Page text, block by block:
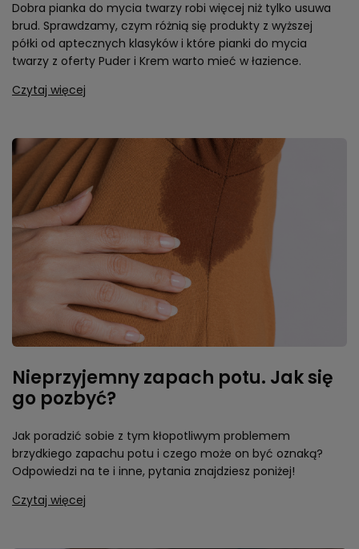
Dobra pianka do mycia twarzy robi więcej niż tylko usuwa
brud. Sprawdzamy, czym różnią się produkty z wyższej
półki od aptecznych klasyków i które pianki do mycia
twarzy z oferty Puder i Krem warto mieć w łazience.
Czytaj więcej
Nieprzyjemny zapach potu. Jak się
go pozbyć?
Jak poradzić sobie z tym kłopotliwym problemem
brzydkiego zapachu potu i czego może on być oznaką?
Odpowiedzi na te i inne, pytania znajdziesz poniżej!
Czytaj więcej